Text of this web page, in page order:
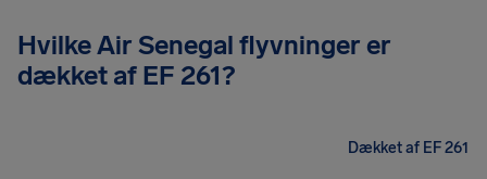
Hvilke Air Senegal flyvninger er
dækket af EF 261?
Dækket af EF 261